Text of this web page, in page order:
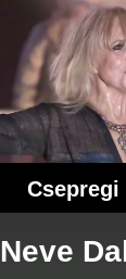
Csepregi